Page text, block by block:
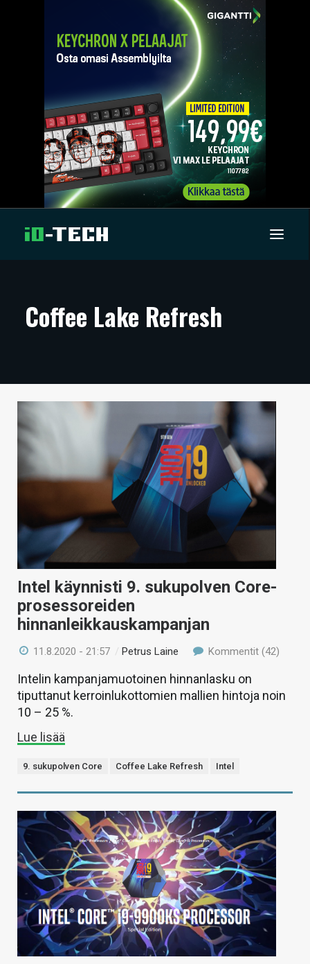
ARTIKKELIT
TECHBBS
TIETOA
HINTA.FI
KAUPPA
VAIHDA TEEMA
HAKU
Coffee Lake Refresh
Intel käynnisti 9. sukupolven Core-
prosessoreiden
hinnanleikkauskampanjan
11.8.2020 - 21:57 /Petrus Laine Kommentit (42)
Intelin kampanjamuotoinen hinnanlasku on
tiputtanut kerroinlukottomien mallien hintoja noin
10 – 25 %.
Lue lisää
9. sukupolven Core Coffee Lake Refresh Intel